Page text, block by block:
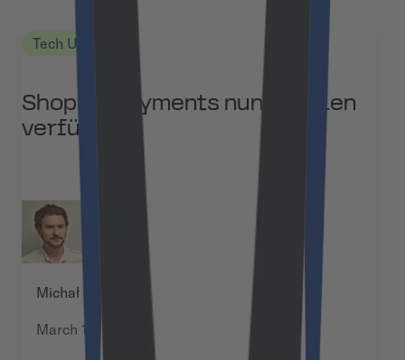
Tech Updates
Shopify Payments nun in Polen
verfügbar
Michał Pękala
March 17, 2025